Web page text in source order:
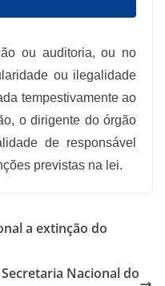
ou auditoria, ou no
ou ilegalidade
tempestivamente ao
o dirigente do órgão
de responsável
previstas na lei.
a extinção do
Nacional do